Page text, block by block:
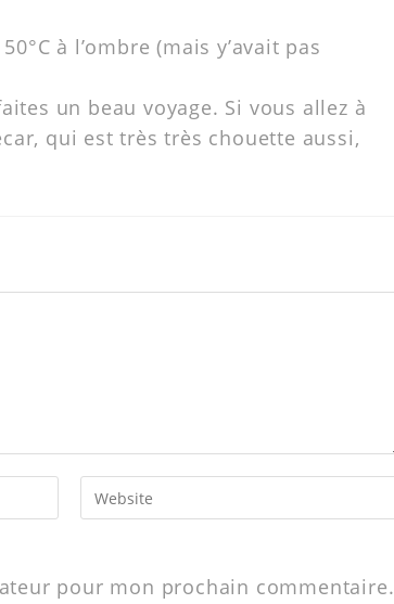
à l’ombre (mais y’avait pas
un beau voyage. Si vous allez à
qui est très très chouette aussi,
pour mon prochain commentaire.